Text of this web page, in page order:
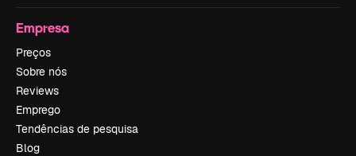
Empresa
Preços
Sobre nós
Reviews
Emprego
Tendências de pesquisa
Blog